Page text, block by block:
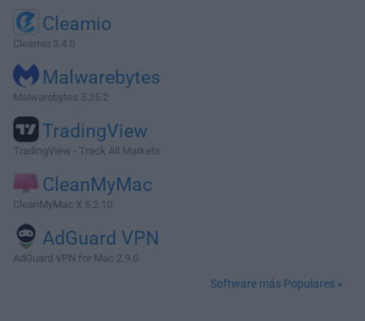
Cleamio
Cleamio 3.4.0
Malwarebytes
Malwarebytes 5.25.2
TradingView
TradingView - Track All Markets
CleanMyMac
CleanMyMac X 5.2.10
AdGuard VPN
AdGuard VPN for Mac 2.9.0
Software más Populares »